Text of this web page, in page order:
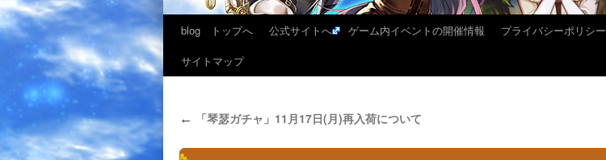
blog トップへ 公式サイトへ ゲーム内イベントの開催情報 プライバシーポリシー
サイトマップ
← 「琴瑟ガチャ」11月17日(月)再入荷について